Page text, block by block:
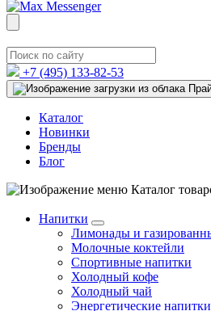
+7 (495) 133-82-53
Каталог
Новинки
Бренды
Блог
Каталог
Напитки
Лимонады и
Молочные коктейли
Спортивные напитки
Холодный кофе
Холодный чай
Энергетические напитки